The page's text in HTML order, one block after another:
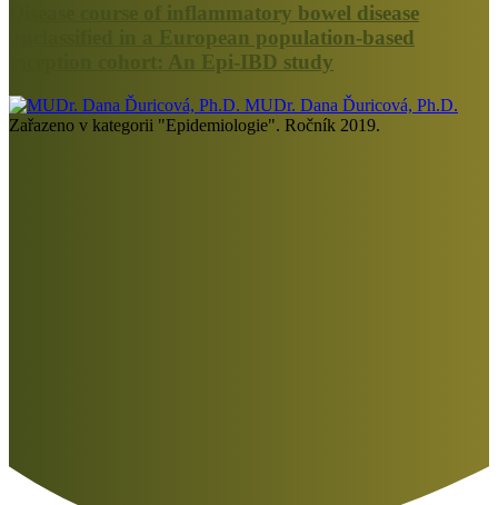
Disease course of inflammatory bowel disease
unclassified in a European population-based
inception cohort: An Epi-IBD study
MUDr. Dana Ďuricová, Ph.D.
Zařazeno v kategorii "Epidemiologie". Ročník 2019.